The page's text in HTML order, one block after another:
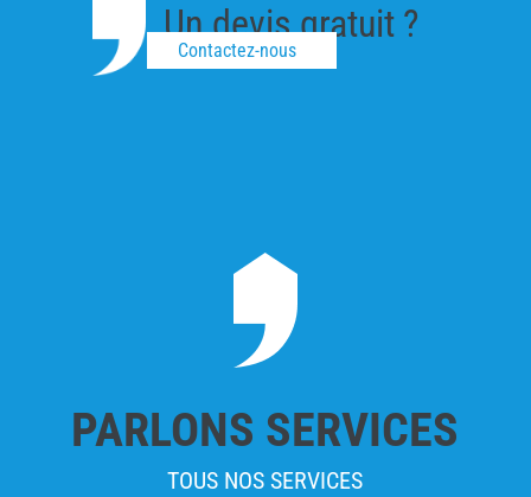
Un devis gratuit ?
Contactez-nous
PARLONS SERVICES
TOUS NOS SERVICES